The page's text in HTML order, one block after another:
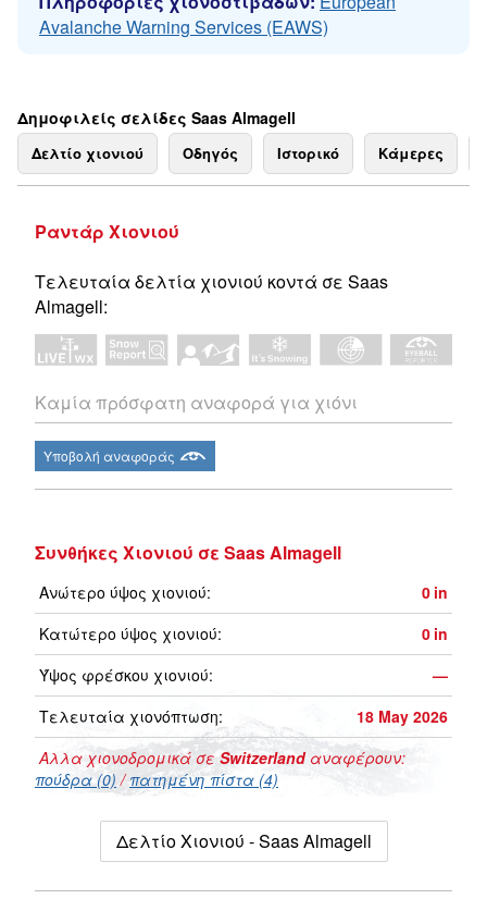
Avalanche Warning Services (EAWS)
Δημοφιλείς σελίδες Saas Almagell
Δελτίο χιονιού Οδηγός Ιστορικό Κάμερες
Ραντάρ Χιονιού
Τελευταία δελτία χιονιού κοντά σε Saas
Almagell:
Καμία πρόσφατη αναφορά για χιόνι
Υποβολή αναφοράς
Συνθήκες Χιονιού σε Saas Almagell
Ανώτερο ύψος χιονιού: 0 in
Κατώτερο ύψος χιονιού:
0 in
Ύψος φρέσκου χιονιού:
—
Τελευταία χιονόπτωση:
18 May 2026
Αλλα χιονοδρομικά σεSwitzerlandαναφέρουν:
πούδρα (0) /πατημένη πίστα (4)
Δελτίο Χιονιού - Saas Almagell